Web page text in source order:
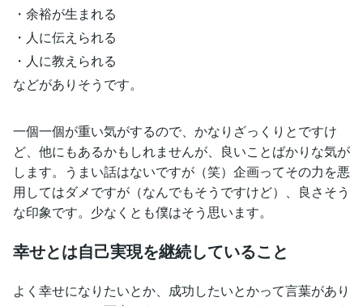
・余裕が生まれる
・人に伝えられる
・人に教えられる
などがありそうです。
一個一個が重い気がするので、かなりざっくりとですけ
ど、他にもあるかもしれませんが、良いことばかりな気が
します。うまい話はないですが（笑）企画ってその力を悪
用してはダメですが（なんでもそうですけど）、良さそう
な印象です。少なくとも僕はそう思います。
幸せとは自己実現を継続していること
よく幸せになりたいとか、成功したいとかって言葉があり